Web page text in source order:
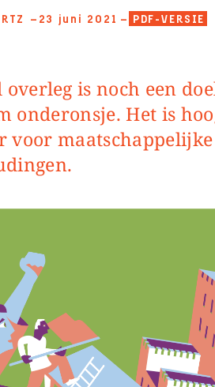
—23 juni 2021 — PDF-VERSIE
onderonsje. Het is
voor maatschappelijke